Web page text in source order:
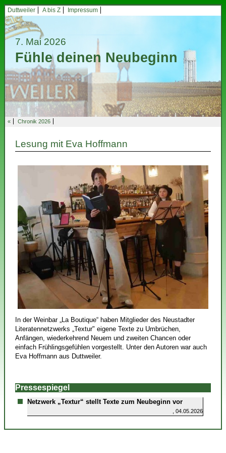
Duttweiler A bis Z Impressum
7. Mai 2026
Fühle deinen Neubeginn
« Chronik 2026
Lesung mit Eva Hoffmann
In der Weinbar „La Boutique“ haben Mitglieder des Neustadter
Literatennetzwerks „Textur" eigene Texte zu Umbrüchen,
Anfängen, wiederkehrend Neuem und zweiten Chancen oder
einfach Frühlingsgefühlen vorgestellt. Unter den Autoren war auch
Eva Hoffmann aus Duttweiler.
Pressespiegel
Netzwerk „Textur“ stellt Texte zum Neubeginn vor
, 04.05.2026